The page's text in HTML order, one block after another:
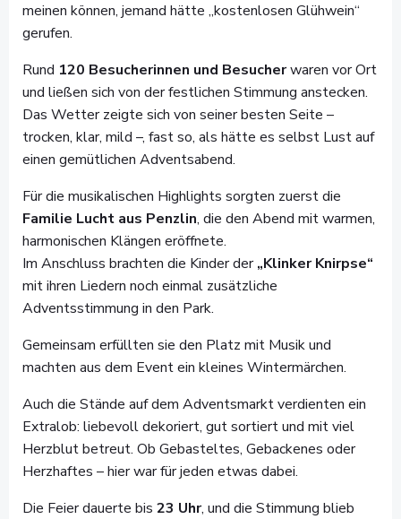
meinen können, jemand hätte „kostenlosen Glühwein“
gerufen.
Rund 120 Besucherinnen und Besucherwaren vor Ort
und ließen sich von der festlichen Stimmung anstecken.
Das Wetter zeigte sich von seiner besten Seite –
trocken, klar, mild –, fast so, als hätte es selbst Lust auf
einen gemütlichen Adventsabend.
Für die musikalischen Highlights sorgten zuerst die
Familie Lucht aus Penzlin, die den Abend mit warmen,
harmonischen Klängen eröffnete.
Im Anschluss brachten die Kinder der„Klinker Knirpse“
mit ihren Liedern noch einmal zusätzliche
Adventsstimmung in den Park.
Gemeinsam erfüllten sie den Platz mit Musik und
machten aus dem Event ein kleines Wintermärchen.
Auch die Stände auf dem Adventsmarkt verdienten ein
Extralob: liebevoll dekoriert, gut sortiert und mit viel
Herzblut betreut. Ob Gebasteltes, Gebackenes oder
Herzhaftes – hier war für jeden etwas dabei.
Die Feier dauerte bis 23 Uhr, und die Stimmung blieb